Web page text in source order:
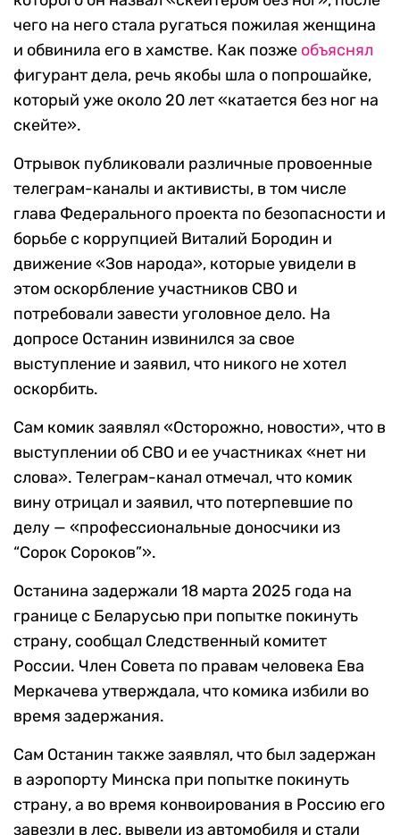
чего на него стала ругаться пожилая женщина
и обвинила его в хамстве. Как позже объяснял
фигурант дела, речь якобы шла о попрошайке,
который уже около 20 лет «катается без ног на
скейте».
Отрывок публиковали различные провоенные
телеграм-каналы и активисты, в том числе
глава Федерального проекта по безопасности и
борьбе с коррупцией Виталий Бородин и
движение «Зов народа», которые увидели в
этом оскорбление участников СВО и
потребовали завести уголовное дело. На
допросе Останин извинился за свое
выступление и заявил, что никого не хотел
оскорбить.
Сам комик заявлял «Осторожно, новости», что в
выступлении об СВО и ее участниках «нет ни
слова». Телеграм-канал отмечал, что комик
вину отрицал и заявил, что потерпевшие по
делу — «профессиональные доносчики из
“Сорок Сороков”».
Останина задержали 18 марта 2025 года на
границе с Беларусью при попытке покинуть
страну, сообщал Следственный комитет
России. Член Совета по правам человека Ева
Меркачева утверждала, что комика избили во
время задержания.
Сам Останин также заявлял, что был задержан
в аэропорту Минска при попытке покинуть
страну, а во время конвоирования в Россию его
завезли в лес, вывели из автомобиля и стали